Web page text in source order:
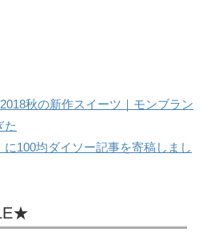
秋の新作スイーツ｜モンブラン
た
に100均ダイソー記事を寄稿しまし